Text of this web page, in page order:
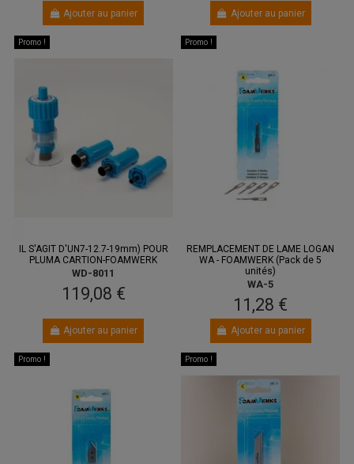
Ajouter au panier Ajouter au panier
Promo !
IL S'AGIT D'UN7-12.7-19mm) POUR
PLUMA CARTION-FOAMWERK
WD-8011
119,08 €
Ajouter au panier
Promo !
REMPLACEMENT DE LAME LOGAN
WA - FOAMWERK (Pack de 5
unités)
WA-5
11,28 €
Ajouter au panier
Promo ! Promo !